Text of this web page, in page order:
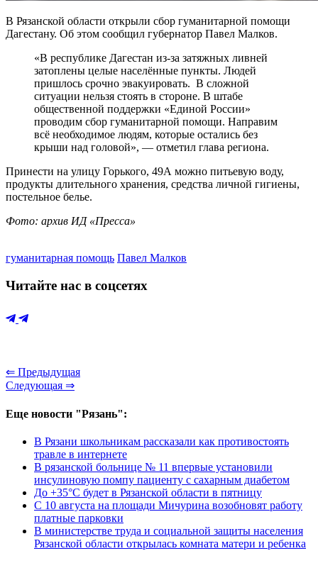
В Рязанской области открыли сбор гуманитарной помощи
Дагестану. Об этом сообщил губернатор Павел Малков.
«В республике Дагестан из-за затяжных ливней
затоплены целые населённые пункты. Людей
пришлось срочно эвакуировать. В сложной
ситуации нельзя стоять в стороне. В штабе
общественной поддержки «Единой России»
проводим сбор гуманитарной помощи. Направим
всё необходимое людям, которые остались без
крыши над головой», — отметил глава региона.
Принести на улицу Горького, 49А можно питьевую воду,
продукты длительного хранения, средства личной гигиены,
постельное белье.
Фото: архив ИД «Пресса»
гуманитарная помощь Павел Малков
Читайте нас в соцсетях
⇐ Предыдущая
Следующая ⇒
Еще новости "Рязань":
В Рязани школьникам рассказали как противостоять
травле в интернете
В рязанской больнице № 11 впервые установили
инсулиновую помпу пациенту с сахарным диабетом
До +35°С будет в Рязанской области в пятницу
С 10 августа на площади Мичурина возобновят работу
платные парковки
В министерстве труда и социальной защиты населения
Рязанской области открылась комната матери и ребенка